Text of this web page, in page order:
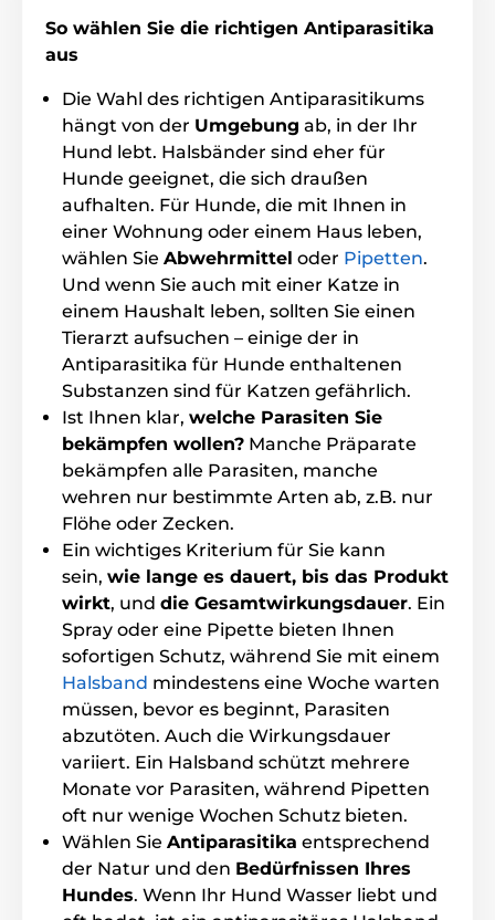
Conditioner und das wichtige Pro-Vitamin B5 enthält.
Vorteile
Tiefenreinigung
Abwehr von Zecken und Flöhen
Beruhigt die Haut des Hundes
Teebaum- und Nimbusöl
100% vegan
Leicht abwaschbar
Enthält Vitamine und Conditioner
Inhalt der Packung
Antiparasitäres Shampoo für Hunde Animology Flea
& Tick, 250ml
Zutaten: Woda, Natriumlauroylmethylisothionat,
Natriumchlorid, Cocamidopropylbetain, Glyceret-2-
Cocosan, PEG-150 Distearynium, Polysorbat 20, Parfüm
(Duftstoff), Melia Azadirachta (Neem) Nasionöl,
(Drzewo herbaciane). ) Blattöl, Panthenol,
Natriumbenzoat, Wasserstoffperoxid-Soda. Anzahl:
<5% Amfoteryczny przyszę powierchniewo cznyne,
<5% Anionowe przyszę powierchniewo cznyne, <5%
Benzylhemiformal
So wählen Sie die richtigen Antiparasitika
aus
Die Wahl des richtigen Antiparasitikums
hängt von der Umgebung ab, in der Ihr
Hund lebt. Halsbänder sind eher für
Hunde geeignet, die sich draußen
aufhalten. Für Hunde, die mit Ihnen in
einer Wohnung oder einem Haus leben,
wählen Sie Abwehrmittel oder Pipetten.
Und wenn Sie auch mit einer Katze in
einem Haushalt leben, sollten Sie einen
Tierarzt aufsuchen – einige der in
Antiparasitika für Hunde enthaltenen
Substanzen sind für Katzen gefährlich.
Ist Ihnen klar, welche Parasiten Sie
bekämpfen wollen? Manche Präparate
bekämpfen alle Parasiten, manche
wehren nur bestimmte Arten ab, z.B. nur
Flöhe oder Zecken.
Ein wichtiges Kriterium für Sie kann
sein, wie lange es dauert, bis das Produkt
wirkt, und die Gesamtwirkungsdauer. Ein
Spray oder eine Pipette bieten Ihnen
sofortigen Schutz, während Sie mit einem
Halsband mindestens eine Woche warten
müssen, bevor es beginnt, Parasiten
abzutöten. Auch die Wirkungsdauer
variiert. Ein Halsband schützt mehrere
Monate vor Parasiten, während Pipetten
oft nur wenige Wochen Schutz bieten.
Wählen Sie Antiparasitika entsprechend
der Natur und den Bedürfnissen Ihres
Hundes. Wenn Ihr Hund Wasser liebt und